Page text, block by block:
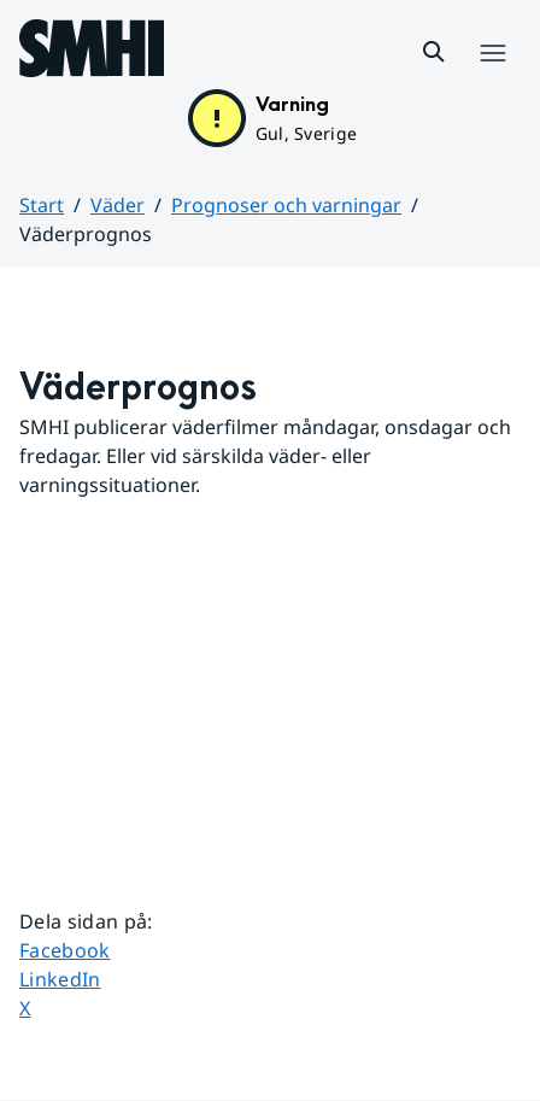
Hoppa till sidans innehåll
Varning
Gul, Sverige
Start Väder
Prognoser och varningar
Väderprognos
Väderprognos
SMHI publicerar väderfilmer måndagar, onsdagar och
fredagar. Eller vid särskilda väder- eller
varningssituationer.
Dela sidan på:
Dela sidan på
Facebook
Dela sidan på
LinkedIn
Dela sidan på
X